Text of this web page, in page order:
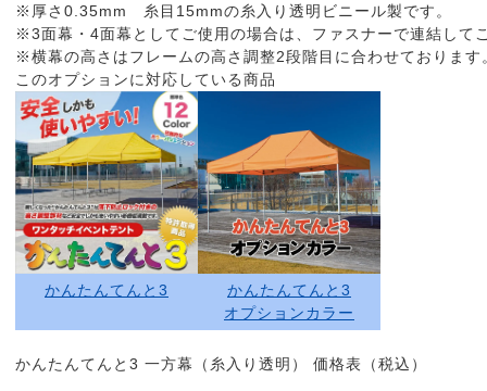
※厚さ0.35mm 糸目15mmの糸入り透明ビニール製です。
※3面幕・4面幕としてご使用の場合は、ファスナーで連結して
※横幕の高さはフレームの高さ調整2段階目に合わせております
このオプションに対応している商品
かんたんてんと3
かんたんてんと3
オプションカラー
かんたんてんと3 一方幕（糸入り透明） 価格表（税込）